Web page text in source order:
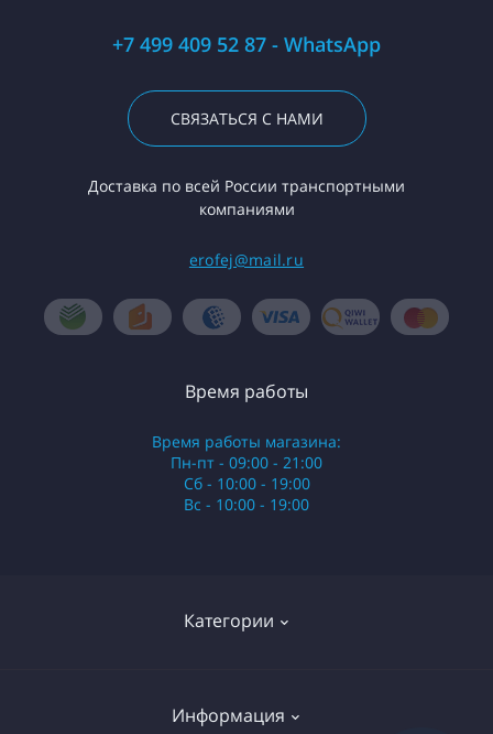
+7 499 409 52 87 - WhatsApp
СВЯЗАТЬСЯ С НАМИ
Доставка по всей России транспортными
компаниями
erofej@mail.ru
Категории
Информация
Время работы
Время работы магазина:
Пн-пт - 09:00 - 21:00
Сб - 10:00 - 19:00
Вс - 10:00 - 19:00